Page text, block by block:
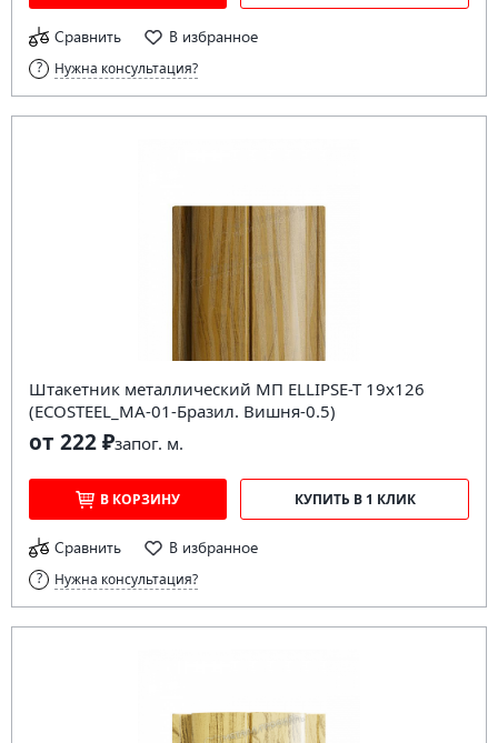
Сравнить В избранное
Нужна консультация?
Штакетник металлический МП ELLIPSE-T 19х126
(ECOSTEEL_MA-01-Бразил. Вишня-0.5)
от 222 ₽запог. м.
В КОРЗИНУ КУПИТЬ В 1 КЛИК
Сравнить В избранное
Нужна консультация?